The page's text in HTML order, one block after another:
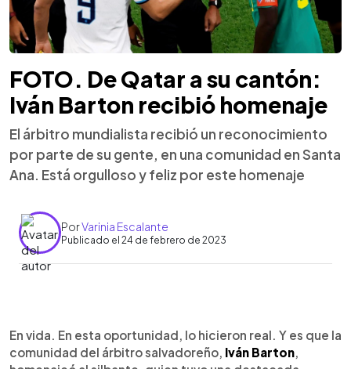
FOTO. De Qatar a su cantón:
Iván Barton recibió homenaje
El árbitro mundialista recibió un reconocimiento
por parte de su gente, en una comunidad en Santa
Ana. Está orgulloso y feliz por este homenaje
PorVarinia Escalante
Publicado el 24 de febrero de 2023
► Escuchar artículo
En vida. En esta oportunidad, lo hicieron real. Y es que la
comunidad del árbitro salvadoreño, Iván Barton,